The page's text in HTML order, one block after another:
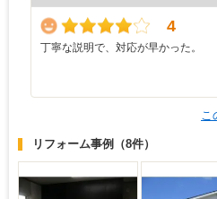
4
丁寧な説明で、対応が早かった。
こ
リフォーム事例 （8件）